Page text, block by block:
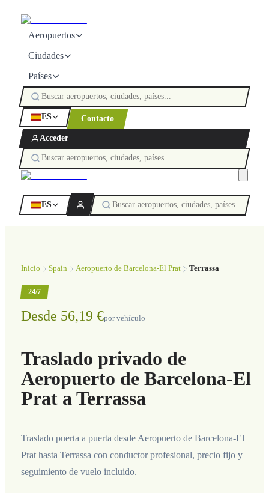
Aeropuertos
Ciudades
Países
ES Contacto
Acceder
ES
Inicio Spain Aeropuerto de Barcelona-El Prat Terrassa
24/7
Desde 56,19 €por vehículo
Traslado privado de
Aeropuerto de Barcelona-El
Prat a Terrassa
Traslado puerta a puerta desde Aeropuerto de Barcelona-El
Prat hasta Terrassa con conductor profesional, precio fijo y
seguimiento de vuelo incluido.